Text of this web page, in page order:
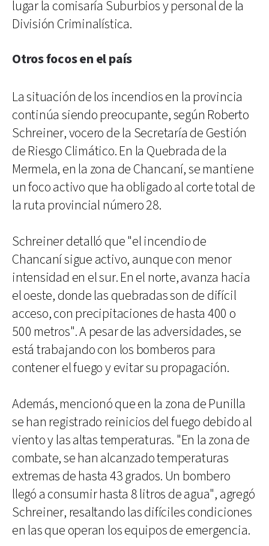
lugar la comisaría Suburbios y personal de la
División Criminalística.
Otros focos en el país
La situación de los incendios en la provincia
continúa siendo preocupante, según Roberto
Schreiner, vocero de la Secretaría de Gestión
de Riesgo Climático. En la Quebrada de la
Mermela, en la zona de Chancaní, se mantiene
un foco activo que ha obligado al corte total de
la ruta provincial número 28.
Schreiner detalló que "el incendio de
Chancaní sigue activo, aunque con menor
intensidad en el sur. En el norte, avanza hacia
el oeste, donde las quebradas son de difícil
acceso, con precipitaciones de hasta 400 o
500 metros". A pesar de las adversidades, se
está trabajando con los bomberos para
contener el fuego y evitar su propagación.
Además, mencionó que en la zona de Punilla
se han registrado reinicios del fuego debido al
viento y las altas temperaturas. "En la zona de
combate, se han alcanzado temperaturas
extremas de hasta 43 grados. Un bombero
llegó a consumir hasta 8 litros de agua", agregó
Schreiner, resaltando las difíciles condiciones
en las que operan los equipos de emergencia.